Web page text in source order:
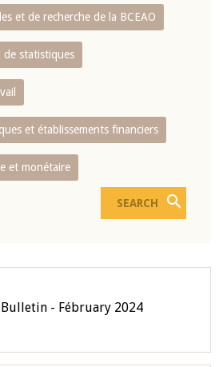
et de recherche de la BCEAO
de statistiques
et établissements financiers
et monétaire
- Fébruary 2024